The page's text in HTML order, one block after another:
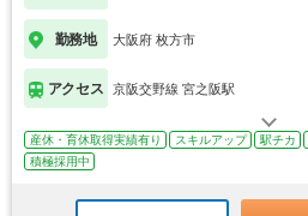
勤務地 大阪府 枚方市
アクセス 京阪交野線 宮之阪駅
産休・育休取得実績有り スキルアップ 駅チカ
積極採用中